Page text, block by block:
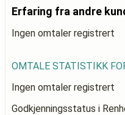
Erfaring fra andre
Ingen omtaler registrert
OMTALE STATISTIKK
Ingen omtaler registrert
Godkjenningsstatus i